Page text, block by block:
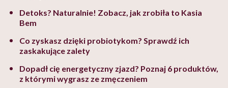
Detoks? Naturalnie! Zobacz, jak zrobiła to Kasia
Bem
Co zyskasz dzięki probiotykom? Sprawdź ich
zaskakujące zalety
Dopadł cię energetyczny zjazd? Poznaj 6 produktów,
z którymi wygrasz ze zmęczeniem